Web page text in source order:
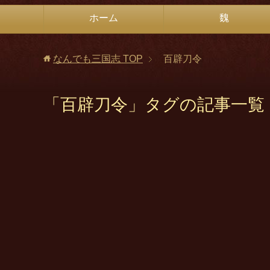
ホーム 魏
なんでも三国志 TOP 百辟刀令
「百辟刀令」タグの記事一覧